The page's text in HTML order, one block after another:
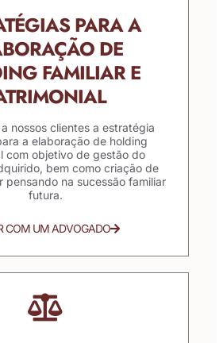
PARA A
DE
FAMILIAR E
nossos clientes a estratégia
a elaboração de holding
com objetivo de gestão do
bem como criação de
pensando na sucessão familiar
futura.
COM UM ADVOGADO